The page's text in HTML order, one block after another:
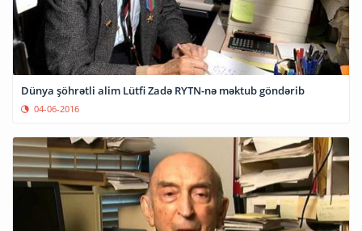
Dünya şöhrətli alim Lütfi Zadə RYTN-nə məktub göndərib
04-06-2016